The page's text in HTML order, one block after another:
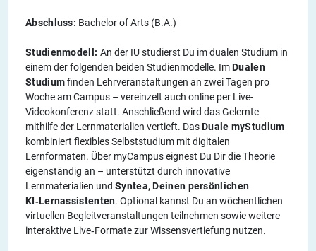
Abschluss: Bachelor of Arts (B.A.)
Studienmodell: An der IU studierst Du im dualen Studium in
einem der folgenden beiden Studienmodelle. ImDualen
Studiumfinden Lehrveranstaltungen an zwei Tagen pro
Woche am Campus – vereinzelt auch online per Live-
Videokonferenz statt. Anschließend wird das Gelernte
mithilfe der Lernmaterialien vertieft. DasDuale myStudium
kombiniert flexibles Selbststudium mit digitalen
Lernformaten. Über myCampus eignest Du Dir die Theorie
eigenständig an – unterstützt durch innovative
Lernmaterialien und Syntea, Deinen persönlichen
KI‑Lernassistenten. Optional kannst Du an wöchentlichen
virtuellen Begleitveranstaltungen teilnehmen sowie weitere
interaktive Live‑Formate zur Wissensvertiefung nutzen.